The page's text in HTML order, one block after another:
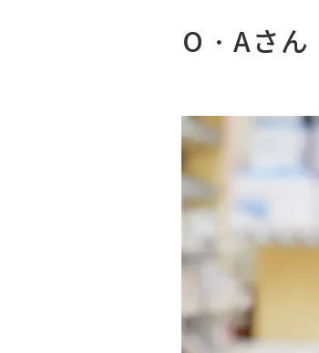
O・Aさん